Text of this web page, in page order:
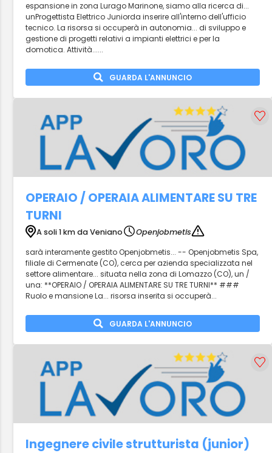
espansione in zona Lurago Marinone, siamo alla ricerca di...
unProgettista Elettrico Juniorda inserire all'interno dell'ufficio
tecnico. La risorsa si occuperà in autonomia... di sviluppo e
gestione di progetti relativi a impianti elettrici e per la
domotica. Attività......
GUARDA L'ANNUNCIO
OPERAIO / OPERAIA ALIMENTARE SU TRE
TURNI
A soli 1 km da Veniano
Openjobmetis
sarà interamente gestito Openjobmetis... -- Openjobmetis Spa,
filiale di Cermenate (CO), cerca per azienda specializzata nel
settore alimentare... situata nella zona di Lomazzo (CO), un /
una: **OPERAIO / OPERAIA ALIMENTARE SU TRE TURNI** ###
Ruolo e mansione La... risorsa inserita si occuperà...
GUARDA L'ANNUNCIO
Ingegnere civile strutturista (junior)